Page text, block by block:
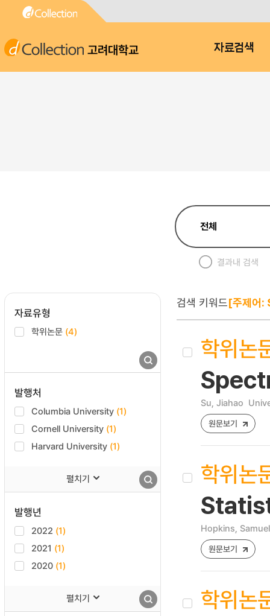
고려대학교 자료검색
결과내 검색
자료유형
학위논문 (4)
발행처
Columbia University (1)
Cornell University (1)
Harvard University (1)
펼치기
발행년
2022 (1)
2021 (1)
2020 (1)
펼치기
검색 키워드[주제어:
학위논
Su, Jiahao
원문보기
학위논
Hopkins, Samuel
원문보기
학위논